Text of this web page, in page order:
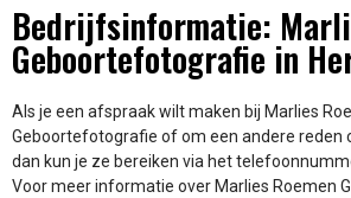
Bedrijfsinformatie:
Geboortefotografie in
Als je een afspraak wilt maken bij Marlies
Geboortefotografie of om een andere reden
dan kun je ze bereiken via het
Voor meer informatie over Marlies Roemen